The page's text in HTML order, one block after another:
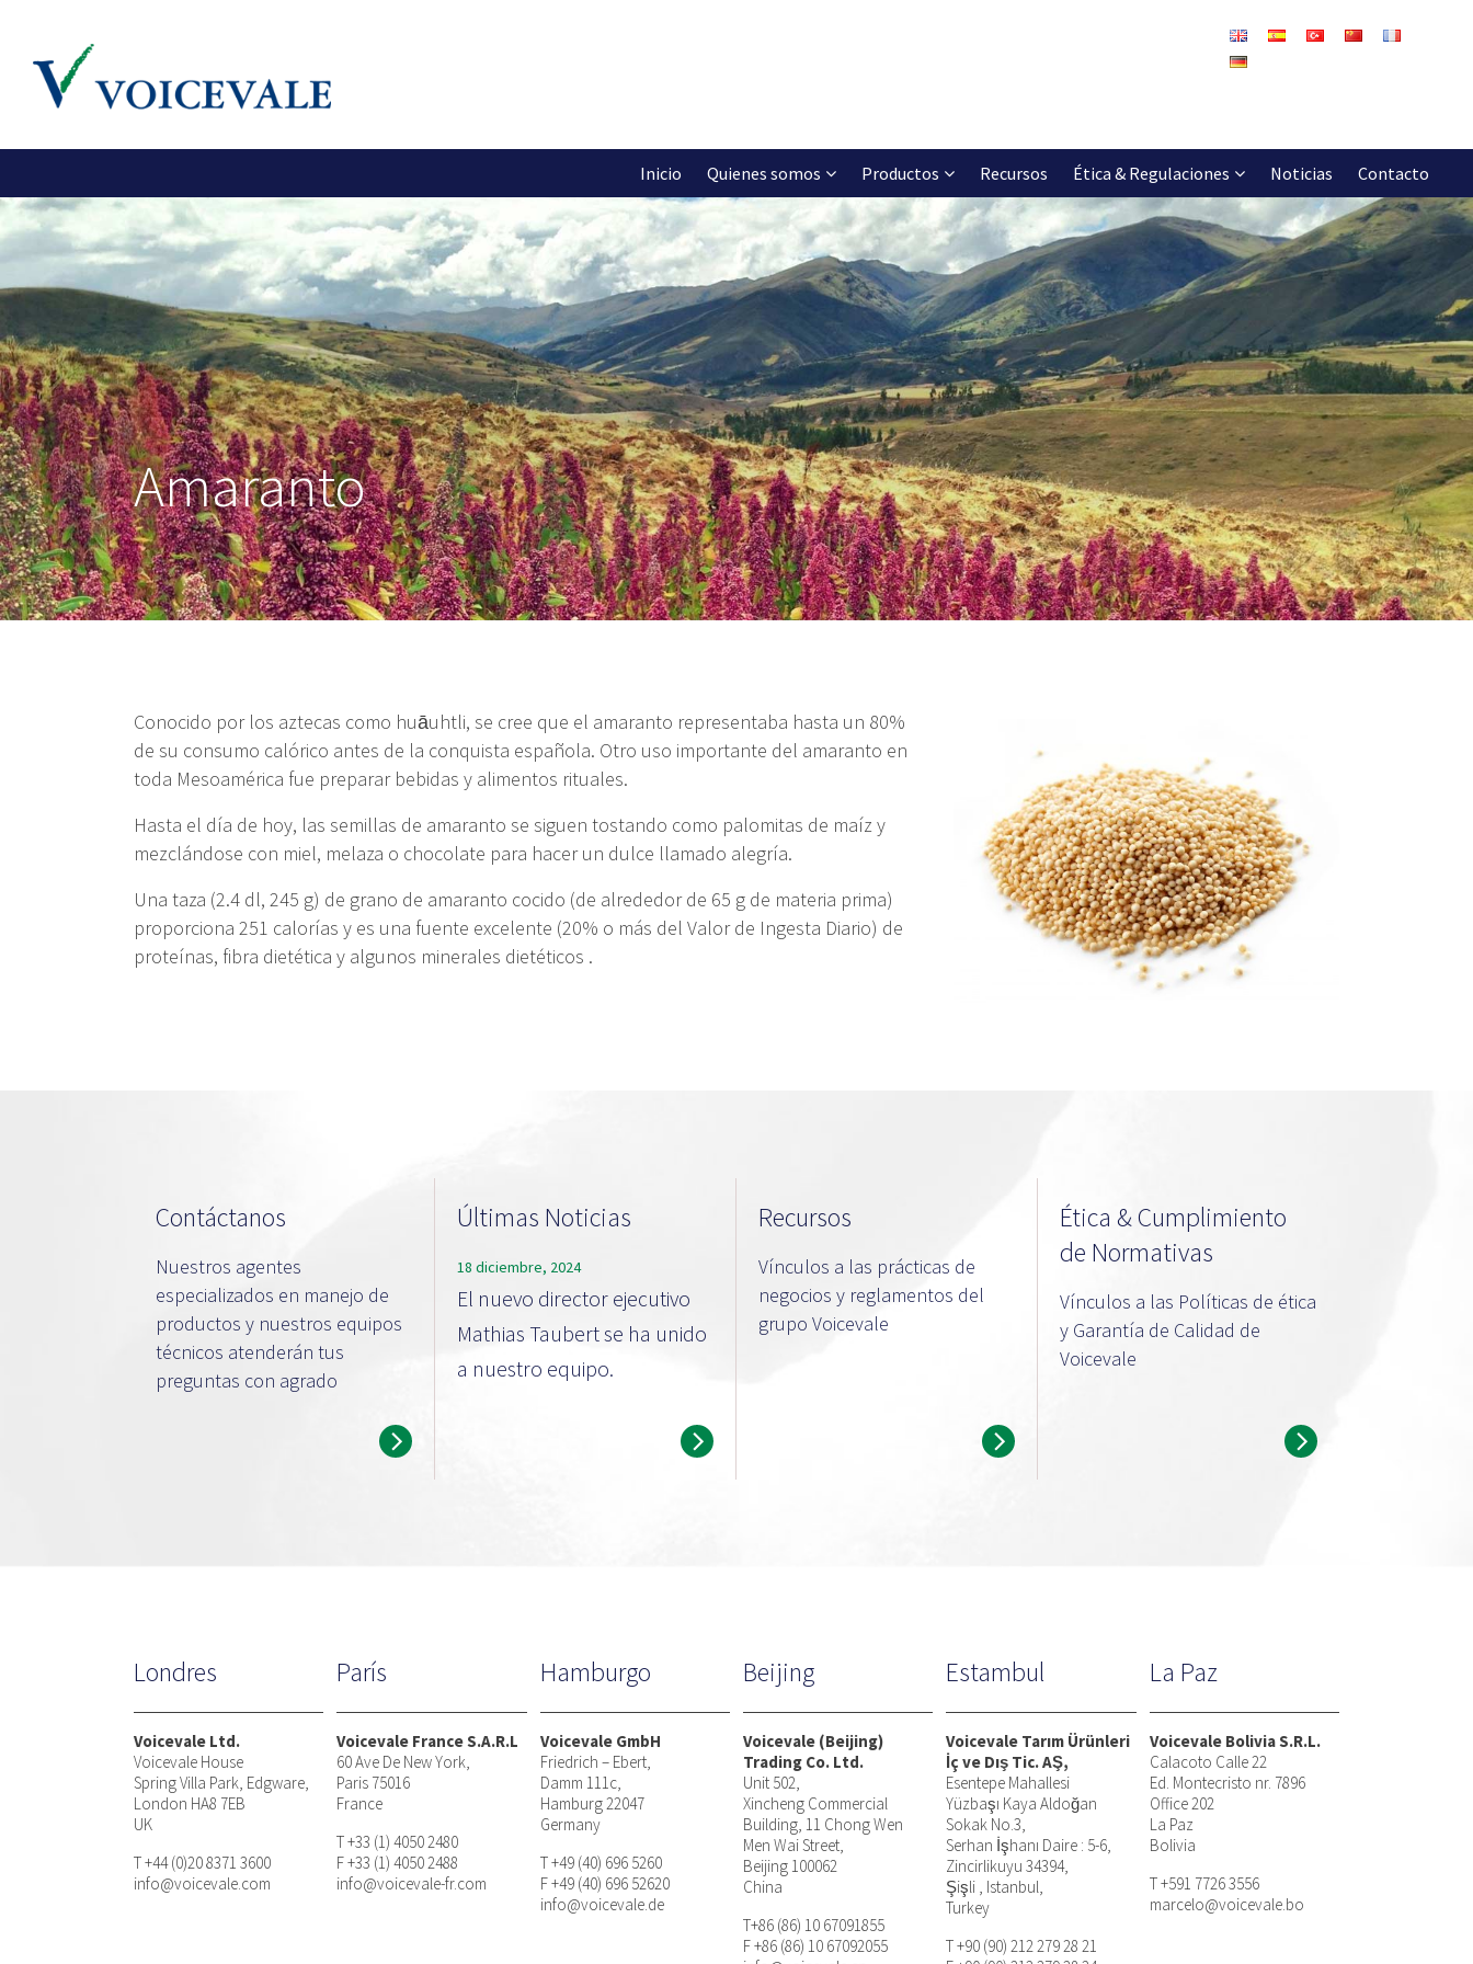
Inicio Quienes somos Productos Recursos Ética & Regulaciones Noticias Contacto
Amaranto
Conocido por los aztecas como huāuhtli, se cree que el amaranto representaba hasta un 80%
de su consumo calórico antes de la conquista española. Otro uso importante del amaranto en
toda Mesoamérica fue preparar bebidas y alimentos rituales.
Hasta el día de hoy, las semillas de amaranto se siguen tostando como palomitas de maíz y
mezclándose con miel, melaza o chocolate para hacer un dulce llamado alegría.
Una taza (2.4 dl, 245 g) de grano de amaranto cocido (de alrededor de 65 g de materia prima)
proporciona 251 calorías y es una fuente excelente (20% o más del Valor de Ingesta Diario) de
proteínas, fibra dietética y algunos minerales dietéticos .
Contáctanos
Nuestros agentes
especializados en manejo de
productos y nuestros equipos
técnicos atenderán tus
preguntas con agrado
Últimas Noticias
18 diciembre, 2024
El nuevo director ejecutivo
Mathias Taubert se ha unido
a nuestro equipo.
Recursos
Vínculos a las prácticas de
negocios y reglamentos del
grupo Voicevale
Ética & Cumplimiento
de Normativas
Vínculos a las Políticas de ética
y Garantía de Calidad de
Voicevale
Londres
Voicevale Ltd.
Voicevale House
Spring Villa Park, Edgware,
London HA8 7EB
UK
T +44 (0)20 8371 3600
info@voicevale.com
París
Voicevale France S.A.R.L
60 Ave De New York,
Paris 75016
France
T +33 (1) 4050 2480
F +33 (1) 4050 2488
info@voicevale-fr.com
Hamburgo
Voicevale GmbH
Friedrich – Ebert,
Damm 111c,
Hamburg 22047
Germany
T +49 (40) 696 5260
F +49 (40) 696 52620
info@voicevale.de
Beijing
Voicevale (Beijing)
Trading Co. Ltd.
Unit 502,
Xincheng Commercial
Building, 11 Chong Wen
Men Wai Street,
Beijing 100062
China
T+86 (86) 10 67091855
F +86 (86) 10 67092055
Estambul
Voicevale Tarım Ürünleri
İç ve Dış Tic. AŞ,
Esentepe Mahallesi
Yüzbaşı Kaya Aldoğan
Sokak No.3,
Serhan İşhanı Daire : 5-6,
Zincirlikuyu 34394,
Şişli , Istanbul,
Turkey
T +90 (90) 212 279 28 21
La Paz
Voicevale Bolivia S.R.L.
Calacoto Calle 22
Ed. Montecristo nr. 7896
Office 202
La Paz
Bolivia
T +591 7726 3556
marcelo@voicevale.bo